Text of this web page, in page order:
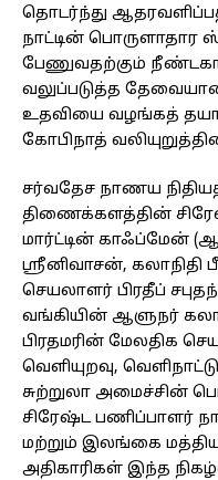
தொடர்ந்து
நாட்டின்
பேணுவதற்கும்
வலுப்படுத்த தேவையான
உதவியை வழங்கத்
கோபிநாத்
சர்வதேச நாணய
திணைக்களத்தின்
மார்ட்டின் காஃப்மேன்
ஸ்ரீனிவாசன், கலாநிதி
செயலாளர் பிரதீப்
வங்கியின் ஆளுநர்
பிரதமரின் மேலதிக
வெளியுறவு,
சுற்றுலா அமைச்சின்
சிரேஷ்ட பணிப்பாளர்
மற்றும் இலங்கை
அதிகாரிகள் இந்த